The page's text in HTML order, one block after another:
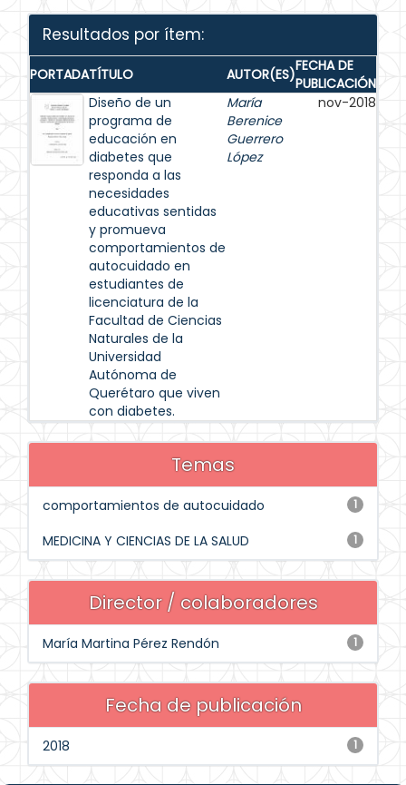
Resultados por ítem:
PORTADATÍTULO AUTOR(ES)FECHA DE
PUBLICACIÓN
Diseño de un
programa de
educación en
diabetes que
responda a las
necesidades
educativas sentidas
y promueva
comportamientos de
autocuidado en
estudiantes de
licenciatura de la
Facultad de Ciencias
Naturales de la
Universidad
Autónoma de
Querétaro que viven
con diabetes.
María
Berenice
Guerrero
López
nov-2018
Temas
1
comportamientos de autocuidado
1
MEDICINA Y CIENCIAS DE LA SALUD
Director / colaboradores
1
María Martina Pérez Rendón
Fecha de publicación
1
2018